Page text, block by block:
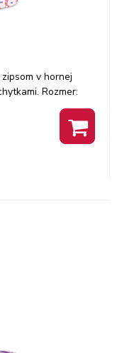
v hornej
Rozmer: